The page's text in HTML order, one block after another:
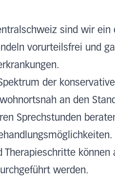
sind wir ein
vorurteilsfrei und
der
an den
Sprechstunden
Therapieschritte
werden.